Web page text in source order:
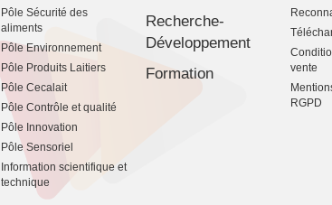
Pôle Sécurité des
aliments
Pôle Environnement
Pôle Produits Laitiers
Pôle Cecalait
Pôle Contrôle et qualité
Pôle Innovation
Pôle Sensoriel
Information scientifique et
technique
Recherche-
Développement
Formation
vente
RGPD